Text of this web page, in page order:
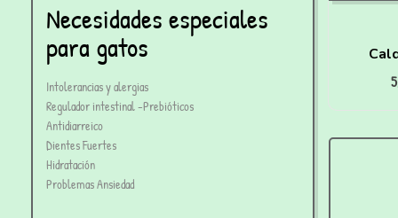
Necesidades especiales
para gatos
Intolerancias y alergias
Regulador intestinal -Prebióticos
Antidiarreico
Dientes Fuertes
Hidratación
Problemas Ansiedad